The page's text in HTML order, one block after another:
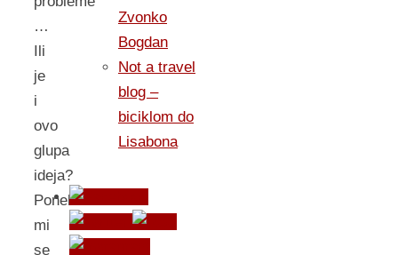
…
Ili
je
i
ovo
glupa
ideja?
Ponekad
mi
se
Zvonko
Bogdan
Not a travel
blog –
biciklom do
Lisabona